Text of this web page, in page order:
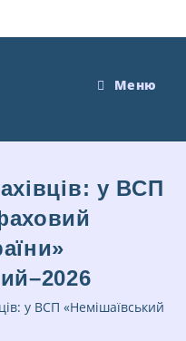
Меню
у ВСП
у ВСП «Немішаївський